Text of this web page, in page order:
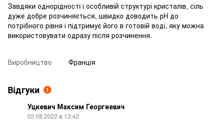
Завдяки однорідності і особливій структурі кристалів, сіль
дуже добре розчиняється, швидко доводить рН до
потрібного рівня і підтримує його в готовій воді, яку можна
використовувати одразу після розчинення.
Виробництво Франція
Відгуки 1
Уцкевич Максим Георгиевич
02.08.2022 в 13:42